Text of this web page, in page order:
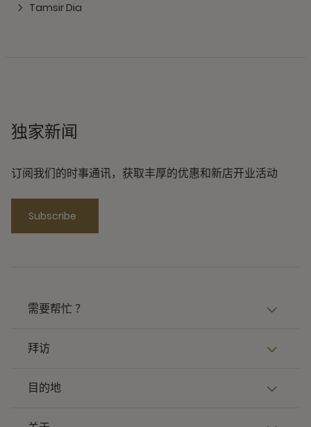
Tamsir Dia
独家新闻
订阅我们的时事通讯，获取丰厚的优惠和新店开业活动
Subscribe
需要帮忙 ？
拜访
目的地